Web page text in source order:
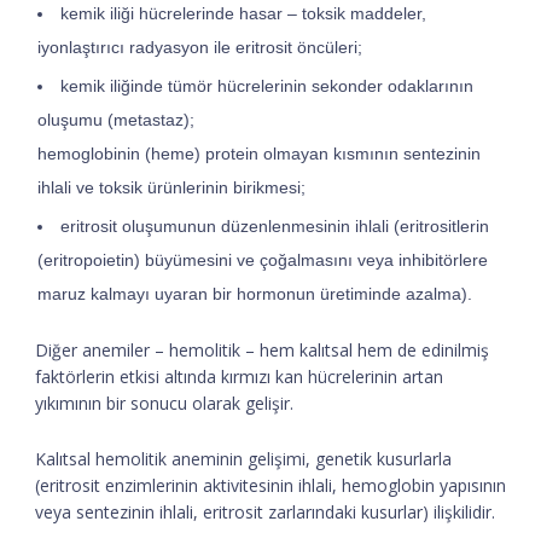
kemik iliği hücrelerinde hasar – toksik maddeler,
iyonlaştırıcı radyasyon ile eritrosit öncüleri;
kemik iliğinde tümör hücrelerinin sekonder odaklarının
oluşumu (metastaz);
hemoglobinin (heme) protein olmayan kısmının sentezinin
ihlali ve toksik ürünlerinin birikmesi;
eritrosit oluşumunun düzenlenmesinin ihlali (eritrositlerin
(eritropoietin) büyümesini ve çoğalmasını veya inhibitörlere
maruz kalmayı uyaran bir hormonun üretiminde azalma).
Diğer anemiler – hemolitik – hem kalıtsal hem de edinilmiş
faktörlerin etkisi altında kırmızı kan hücrelerinin artan
yıkımının bir sonucu olarak gelişir.
Kalıtsal hemolitik aneminin gelişimi, genetik kusurlarla
(eritrosit enzimlerinin aktivitesinin ihlali, hemoglobin yapısının
veya sentezinin ihlali, eritrosit zarlarındaki kusurlar) ilişkilidir.